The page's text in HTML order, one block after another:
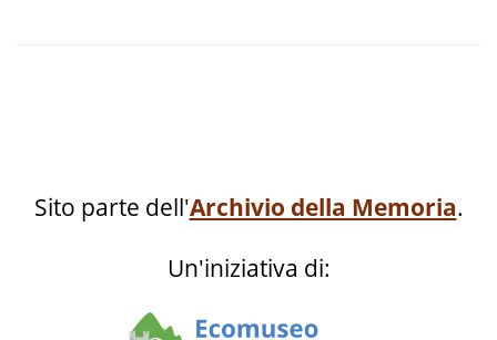
Sito parte dell'Archivio della Memoria.
Un'iniziativa di: